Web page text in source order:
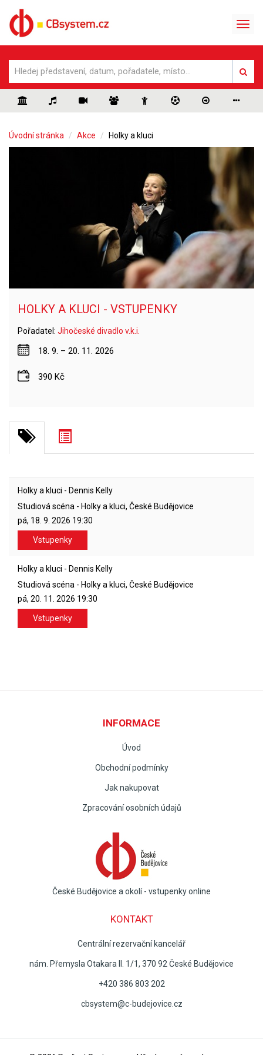
Úvodní stránka Akce Holky a kluci
HOLKY A KLUCI - VSTUPENKY
Pořadatel: Jihočeské divadlo v.k.i.
18. 9. – 20. 11. 2026
390 Kč
Holky a kluci - Dennis Kelly
Studiová scéna - Holky a kluci, České Budějovice
pá, 18. 9. 2026 19:30
Vstupenky
Holky a kluci - Dennis Kelly
Studiová scéna - Holky a kluci, České Budějovice
pá, 20. 11. 2026 19:30
Vstupenky
INFORMACE
Úvod
Obchodní podmínky
Jak nakupovat
Zpracování osobních údajů
České Budějovice a okolí - vstupenky online
KONTAKT
Centrální rezervační kancelář
nám. Přemysla Otakara II. 1/1, 370 92 České Budějovice
+420 386 803 202
cbsystem@c-budejovice.cz